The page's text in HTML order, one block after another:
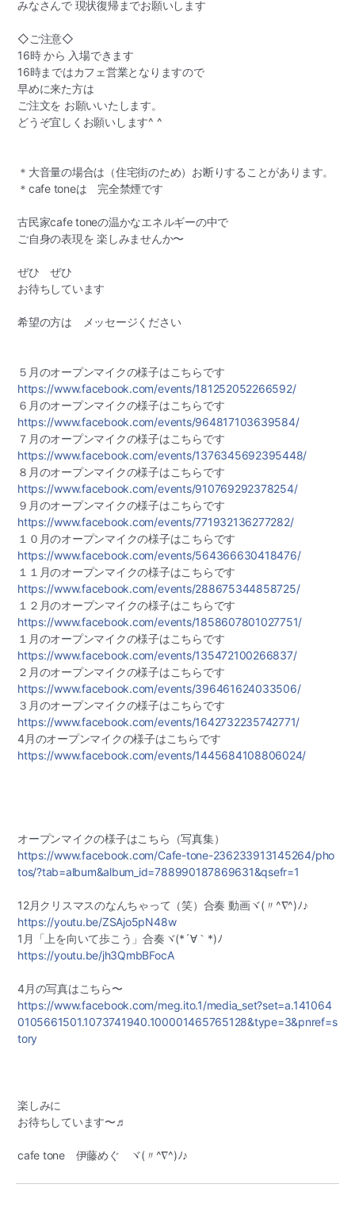
みなさんで 現状復帰までお願いします
◇ご注意◇
16時 から 入場できます
16時まではカフェ営業となりますので
早めに来た方は
ご注文を お願いいたします。
どうぞ宜しくお願いします^ ^
＊大音量の場合は（住宅街のため）お断りすることがあり ます。
＊cafe toneは 完全禁煙です
古民家cafe toneの温かなエネルギーの中で
ご自身の表現を 楽しみませんか〜
ぜひ ぜひ
お待ちしています
希望の方は メッセージください
５月のオープンマイクの様子はこちらです
https://www.facebook.com/events/181252052266592/
６月のオープンマイクの様子はこちらです
https://www.facebook.com/events/964817103639584/
７月のオープンマイクの様子はこちらです
https://www.facebook.com/events/1376345692395448/
８月のオープンマイクの様子はこちらです
https://www.facebook.com/events/910769292378254/
９月のオープンマイクの様子はこちらです
https://www.facebook.com/events/771932136277282/
１０月のオープンマイクの様子はこちらです
https://www.facebook.com/events/564366630418476/
１１月のオープンマイクの様子はこちらです
https://www.facebook.com/events/288675344858725/
１２月のオープンマイクの様子はこちらです
https://www.facebook.com/events/1858607801027751/
１月のオープンマイクの様子はこちらです
https://www.facebook.com/events/135472100266837/
２月のオープンマイクの様子はこちらです
https://www.facebook.com/events/396461624033506/
３月のオープンマイクの様子はこちらです
https://www.facebook.com/events/1642732235742771/
4月のオープンマイクの様子はこちらです
https://www.facebook.com/events/1445684108806024/
オープンマイクの様子はこちら（写真集）
https://www.facebook.com/Cafe-tone-236233913145264/pho
tos/?tab=album&album_id=788990187869631&qsefr=1
12月クリスマスのなんちゃって（笑）合奏 動画ヾ(〃^∇^)ﾉ♪
https://youtu.be/ZSAjo5pN48w
1月「上を向いて歩こう」合奏ヾ(*´∀｀*)ﾉ
https://youtu.be/jh3QmbBFocA
4月の写真はこちら〜
https://www.facebook.com/meg.ito.1/media_set?set=a.141064
0105661501.1073741940.100001465765128&type=3&pnref=s
tory
楽しみに
お待ちしています〜♬
cafe tone 伊藤めぐ ヾ(〃^∇^)ﾉ♪